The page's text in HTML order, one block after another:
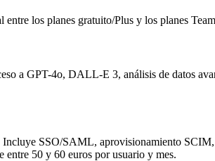
los planes gratuito/Plus y los planes
a GPT-4o, DALL-E 3, análisis de datos
Incluye SSO/SAML, aprovisionamiento
entre 50 y 60 euros por usuario y mes.